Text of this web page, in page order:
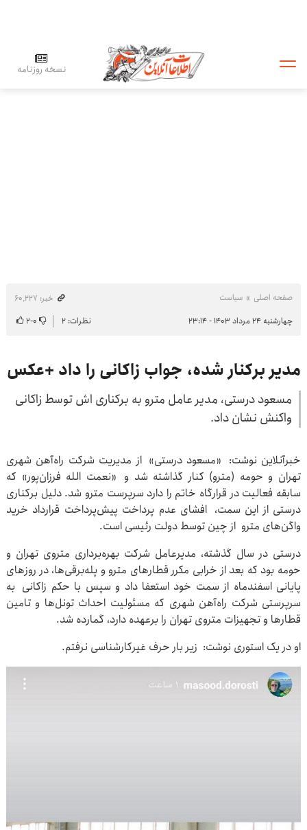
نسخه روزنامه
صفحه اصلی سیاست
خبر: ۶۰٬۲۲۷
چهارشنبه ۲۴ مرداد ۱۴۰۳ - ۲۳:۱۴
نظرات: ۲ ۰-۲
مدیر برکنار شده، جواب زاکانی را داد +عکس
مسعود درستی، مدیر عامل مترو به برکناری اش توسط زاکانی
واکنش نشان داد.
خبرآنلاین نوشت: «مسعود درستی» از مدیریت شرکت راه‌آهن شهری
تهران و حومه (مترو) کنار گذاشته شد و «نعمت الله فرزان‌پور» که
سابقه فعالیت در قرارگاه خاتم را دارد سرپرست مترو شد. دلیل برکناری
درستی از این سمت، افشای عدم پرداخت پیش‌پرداخت قرارداد خرید
واگن‌های مترو از چین توسط دولت رئیسی است.
درستی در سال گذشته، مدیرعامل شرکت بهره‌برداری متروی تهران و
حومه بود که بعد از خرابی مکرر قطارهای مترو و پله‌برقی‌ها، در روزهای
پایانی اسفندماه از سمت خود استعفا داد و سپس با حکم زاکانی به
سرپرستی شرکت راه‌آهن شهری که مسئولیت احداث تونل‌ها و تامین
قطارها و تجهیزات متروی تهران را برعهده دارد، گمارده شد.
او در یک استوری نوشت: زیر بار حرف غیرکارشناسی نرفتم.